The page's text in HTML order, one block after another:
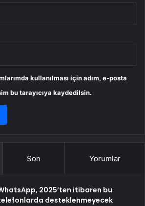
kullanılması için adım, e-posta
bu tarayıcıya kaydedilsin.
Son Yorumlar
2025’ten itibaren bu
desteklenmeyecek